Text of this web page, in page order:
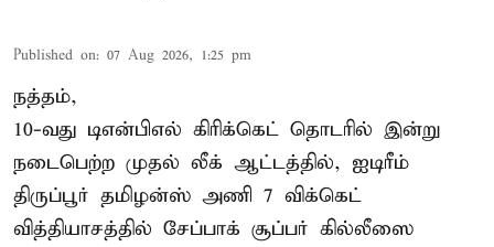
Published on: 07 Aug 2026, 1:25 pm
நத்தம்,
10-வது டிஎன்பிஎல் கிரிக்கெட் தொடரில் இன்று
நடைபெற்ற முதல் லீக் ஆட்டத்தில், ஐடிரீம்
திருப்பூர் தமிழன்ஸ் அணி 7 விக்கெட்
வித்தியாசத்தில் சேப்பாக் சூப்பர் கில்லீஸை